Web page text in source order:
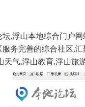
坛,浮山本地综合门户
服务完善的综合社区,
天气,浮山教育,浮山旅